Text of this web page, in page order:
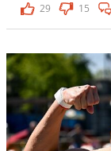
29
15